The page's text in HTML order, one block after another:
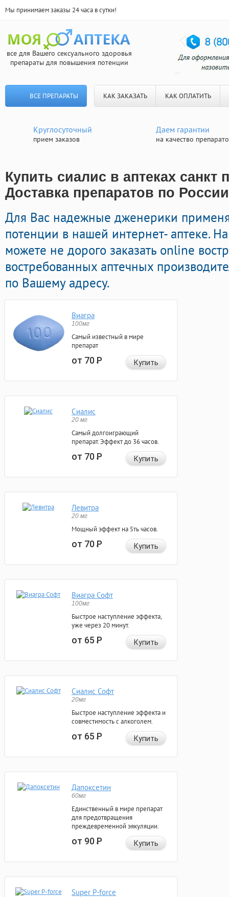
Мы принимаем заказы 24 часа в сутки!
все для Вашего сексуального здоровья
препараты для повышения потенции
ВСЕ ПРЕПАРАТЫ КАК ЗАКАЗАТЬ КАК ОПЛАТИТЬ
Круглосуточный
прием заказов
Даем гарантии
на качество
Купить сиалис в аптеках санкт
Доставка препаратов по России
Для Вас надежные дженерики
потенции в нашей интернет- аптеке.
можете не дорого заказать online
востребованных аптечных
по Вашему адресу.
Виагра
100мг
Самый известный в мире
препарат
от 70Р Купить
Сиалис
20 мг
Самый долгоиграющий
препарат. Эффект до 36 часов.
от 70Р Купить
Левитра
20 мг
Мощный эффект на 5ть часов.
от 70Р Купить
Виагра Софт
100мг
Быстрое наступление эффекта,
уже через 20 минут.
от 65Р Купить
Сиалис Софт
20мг
Быстрое наступление эффекта и
совместимость с алкоголем.
от 65Р Купить
Дапоксетин
60мг
Единственный в мире препарат
для предотвращения
преждевременной эякуляции.
от 90Р Купить
Super P-force